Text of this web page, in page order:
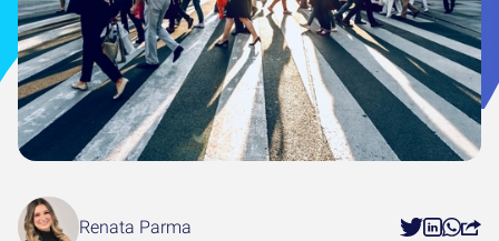
Renata Parma